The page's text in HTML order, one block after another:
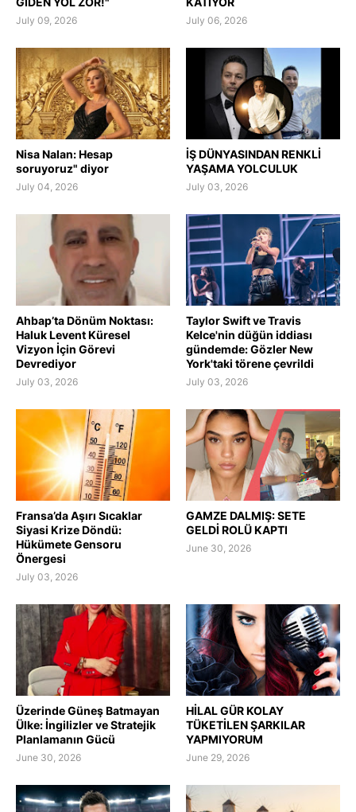
July 09, 2026 July 06, 2026
Nisa Nalan: Hesap
soruyoruz" diyor
July 04, 2026
İŞ DÜNYASINDAN RENKLİ
YAŞAMA YOLCULUK
July 03, 2026
Ahbap’ta Dönüm Noktası:
Haluk Levent Küresel
Vizyon İçin Görevi
Devrediyor
July 03, 2026
Taylor Swift ve Travis
Kelce'nin düğün iddiası
gündemde: Gözler New
York'taki törene çevrildi
July 03, 2026
Fransa’da Aşırı Sıcaklar
Siyasi Krize Döndü:
Hükümete Gensoru
Önergesi
July 03, 2026
GAMZE DALMIŞ: SETE
GELDİ ROLÜ KAPTI
June 30, 2026
Üzerinde Güneş Batmayan
Ülke: İngilizler ve Stratejik
Planlamanın Gücü
June 30, 2026
HİLAL GÜR KOLAY
TÜKETİLEN ŞARKILAR
YAPMIYORUM
June 29, 2026